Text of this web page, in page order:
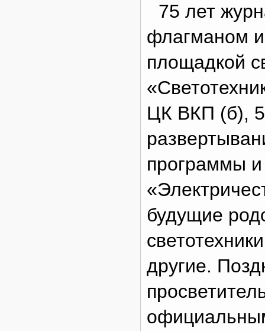
75 лет
флагманом
площадкой
ЦК ВКП (б), 5
программы
будущие
другие.